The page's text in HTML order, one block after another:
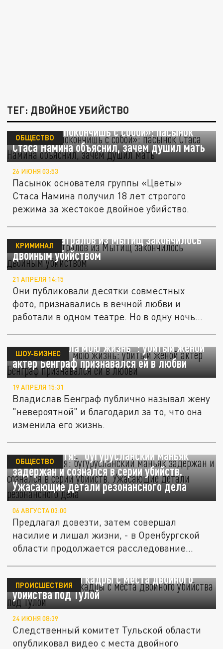
ТЕГ: ДВОЙНОЕ УБИЙСТВО
«Все равно покончишь с собой»: пасынок
Стаса Намина объяснил, зачем душил мать
ОБЩЕСТВО
26 ИЮНЯ 03:53
Пасынок основателя группы «Цветы»
Стаса Намина получил 18 лет строгого
режима за жестокое двойное убийство.
Счастье театралов из Мытищ закончилось
двойным убийством
КРИМИНАЛ
21 АПРЕЛЯ 14:15
Они публиковали десятки совместных
фото, признавались в вечной любви и
работали в одном театре. Но в одну ночь...
"Она изменила мою жизнь": убитый женой
актер Бенграф признавался ей в любви
ШОУ-БИЗНЕС
19 АПРЕЛЯ 15:31
Владислав Бенграф публично называл жену
"невероятной" и благодарил за то, что она
изменила его жизнь.
17 лет спустя: "бугурусланский маньяк"
задержан и сознался в серии убийств.
Ужасающие детали резонансного дела
ОБЩЕСТВО
06 АВГУСТА 03:00
Предлагал довезти, затем совершал
насилие и лишал жизни, - в Оренбургской
области продолжается расследование...
СК опубликовал кадры с места двойного
убийства под Тулой
ПРОИСШЕСТВИЯ
24 ИЮНЯ 08:39
Следственный комитет Тульской области
опубликовал видео с места двойного